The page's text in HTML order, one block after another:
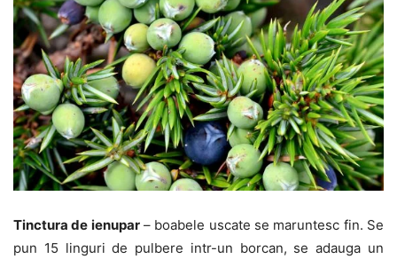
Tinctura de ienupar– boabele uscate se maruntesc fin. Se
pun 15 linguri de pulbere intr-un borcan, se adauga un